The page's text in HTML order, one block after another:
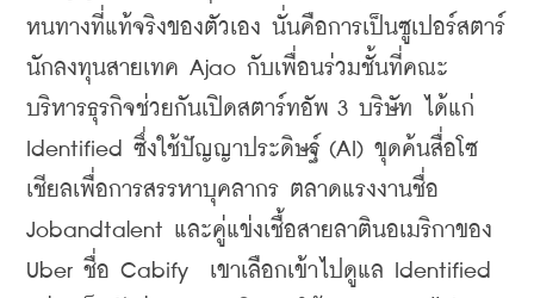
หนทางที่แท้จริงของตัวเอง นั่นคือการเป็นซูเปอร์สตาร์
นักลงทุนสายเทค Ajao กับเพื่อนร่วมชั้นที่คณะ
บริหารธุรกิจช่วยกันเปิดสตาร์ทอัพ 3 บริษัท ได้แก่
Identified ซึ่งใช้ปัญญาประดิษฐ์ (AI) ขุดค้นสื่อโซ
เชียลเพื่อการสรรหาบุคลากร ตลาดแรงงานชื่อ
Jobandtalent และคู่แข่งเชื้อสายลาตินอเมริกาของ
Uber ชื่อ Cabify  เขาเลือกเข้าไปดูแล Identified